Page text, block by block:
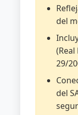
la
y
del
29/
del